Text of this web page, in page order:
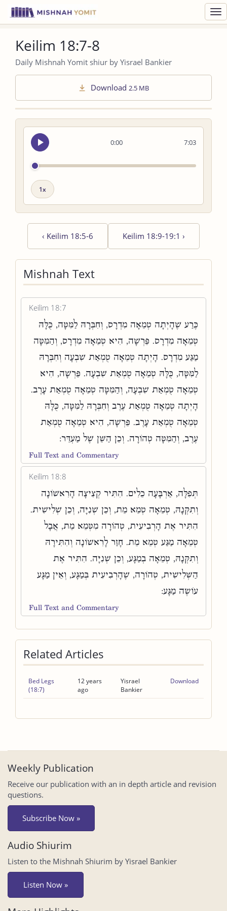
Keilim 18:7-8
Daily Mishnah Yomit shiur by Yisrael Bankier
Download 2.5 MB
0:00
Seek
audio
7:03
Playback
‹ Keilim 18:5-6 Keilim 18:9-19:1 ›
Mishnah Text
Keilim 18:7
כֶּרַע שֶׁהָיְתָה טְמֵאָה מִדְרָס, וְחִבְּרָהּ לַמִּטָּה, כֻּלָּהּ
טְמֵאָה מִדְרָס. פֵּרְשָׁה, הִיא טְמֵאָה מִדְרָס, וְהַמִּטָּה
מַגַּע מִדְרָס. הָיְתָה טְמֵאָה טֻמְאַת שִׁבְעָה וְחִבְּרָהּ
לַמִּטָּה, כֻּלָּהּ טְמֵאָה טֻמְאַת שִׁבְעָה. פֵּרְשָׁה, הִיא
טְמֵאָה טֻמְאַת שִׁבְעָה, וְהַמִּטָּה טְמֵאָה טֻמְאַת עָרֶב.
הָיְתָה טְמֵאָה טֻמְאַת עֶרֶב וְחִבְּרָהּ לַמִּטָּה, כֻּלָּהּ
טְמֵאָה טֻמְאַת עָרֶב. פֵּרְשָׁה, הִיא טְמֵאָה טֻמְאַת
עֶרֶב, וְהַמִּטָּה טְהוֹרָה. וְכֵן הַשֵּׁן שֶׁל מַעְדֵּר:
Full Text and Commentary
Keilim 18:8
תְּפִלָּה, אַרְבָּעָה כֵלִים. הִתִּיר קְצִיצָה הָרִאשׁוֹנָה
וְתִקְּנָהּ, טְמֵאָה טְמֵא מֵת, וְכֵן שְׁנִיָּה, וְכֵן שְׁלִישִׁית.
הִתִּיר אֶת הָרְבִיעִית, טְהוֹרָה מִטְּמֵא מֵת, אֲבָל
טְמֵאָה מַגַּע טְמֵא מֵת. חָזַר לָרִאשׁוֹנָה וְהִתִּירָהּ
וְתִקְּנָהּ, טְמֵאָה בְמַגָּע, וְכֵן שְׁנִיָּה. הִתִּיר אֶת
הַשְּׁלִישִׁית, טְהוֹרָה, שֶׁהָרְבִיעִית בְּמַגָּע, וְאֵין מַגָּע
עוֹשֶׂה מַגָּע:
Full Text and Commentary
Related Articles
Bed Legs
(18:7)
12 years
ago
Yisrael
Bankier
Download
Weekly Publication
Receive our publication with an in depth article and revision
questions.
Subscribe Now »
Audio Shiurim
Listen to the Mishnah Shiurim by Yisrael Bankier
Listen Now »